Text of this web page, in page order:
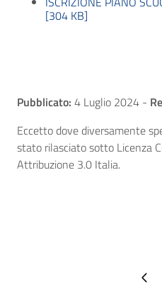
[304 KB]
Pubblicato: 4 Luglio 2024 -
Eccetto dove diversamente
stato rilasciato sotto Licenza
Attribuzione 3.0 Italia.
Pagina